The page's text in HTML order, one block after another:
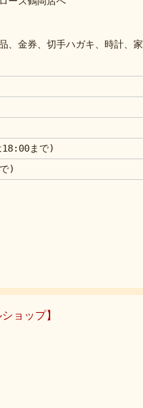
、金券、切手ハガキ、時計、家
まで)
)
ョップ】